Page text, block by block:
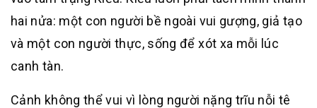
hai nửa: một con người bề ngoài vui gượng, giả tạo
và một con người thực, sống để xót xa mỗi lúc
canh tàn.
Cảnh không thể vui vì lòng người nặng trĩu nỗi tê